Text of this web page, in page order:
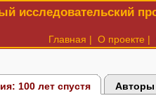
исследовательский
Главная | О проекте |
100 лет спустя Авторы